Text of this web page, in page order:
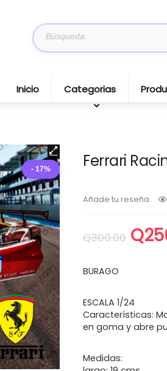
Search
for:
Inicio Categorias
- 17% Ferrari
Añade tu reseña
Q300.00 El
Q
BURAGO
ESCALA 1/24
Características:
en goma y abre
Medidas: